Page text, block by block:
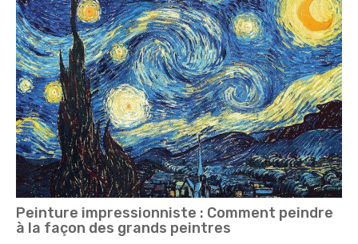
Peinture impressionniste : Comment peindre
à la façon des grands peintres